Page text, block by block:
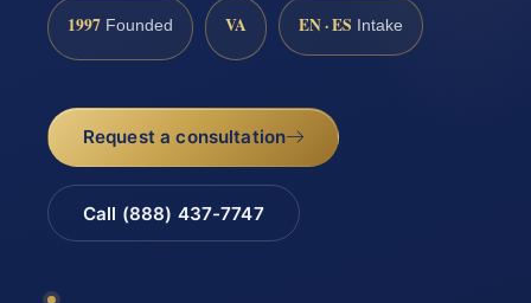
1997 Founded VA EN · ES Intake
Request a consultation
Call (888) 437-7747